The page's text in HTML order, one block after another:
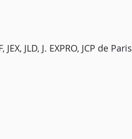
JLD, J. EXPRO, JCP de Paris